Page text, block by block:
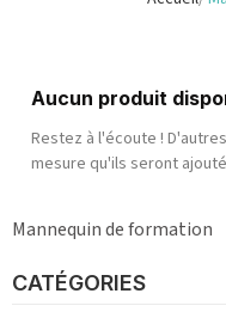
CATÉGORIES
Aucun produit
Restez à l'écoute !
mesure qu'ils seront
Mannequin de formation